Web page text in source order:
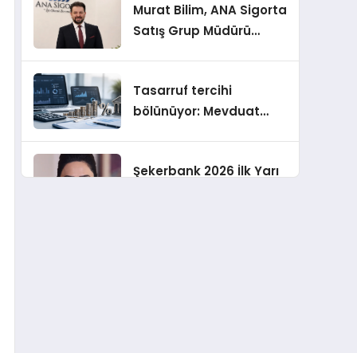
Murat Bilim, ANA Sigorta
Satış Grup Müdürü
Tasarruf tercihi
bölünüyor: Mevduat
tutuyor
Şekerbank 2026 İlk Yarı